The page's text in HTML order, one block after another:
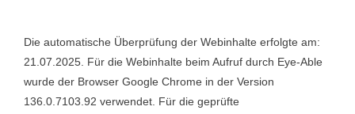
Die automatische Überprüfung der Webinhalte erfolgte am:
21.07.2025. Für die Webinhalte beim Aufruf durch Eye-Able
wurde der Browser Google Chrome in der Version
136.0.7103.92 verwendet. Für die geprüfte